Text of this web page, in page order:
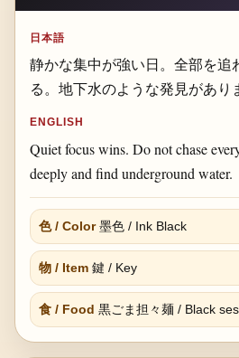
日本語
静かな集中が強い日。全部を追
る。地下水のような発見があり
ENGLISH
Quiet focus wins. Do not chase
deeply and find underground water.
色 / Color墨色 / Ink Black
物 / Item鍵 / Key
食 / Food 黒ごま担々麺 / Black